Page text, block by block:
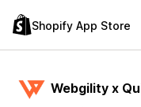
Shopify App Store
Webgility x